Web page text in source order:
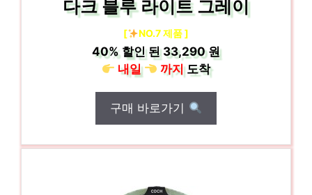
다크 블루 라이트 그레이
[ NO.7 제품 ]
40%할인 된33,290 원
내일
까지도착
구매 바로가기